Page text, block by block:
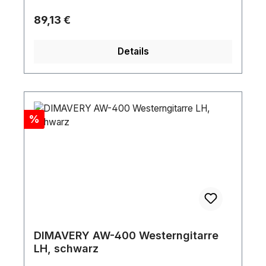
Regulärer Preis:
89,13 €
Details
Rabatt
%
DIMAVERY AW-400 Westerngitarre
LH, schwarz